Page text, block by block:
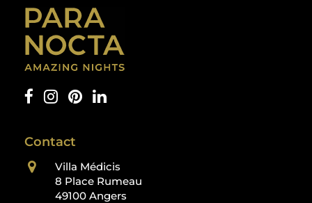
Contact
Villa Médicis
8 Place Rumeau
49100 Angers